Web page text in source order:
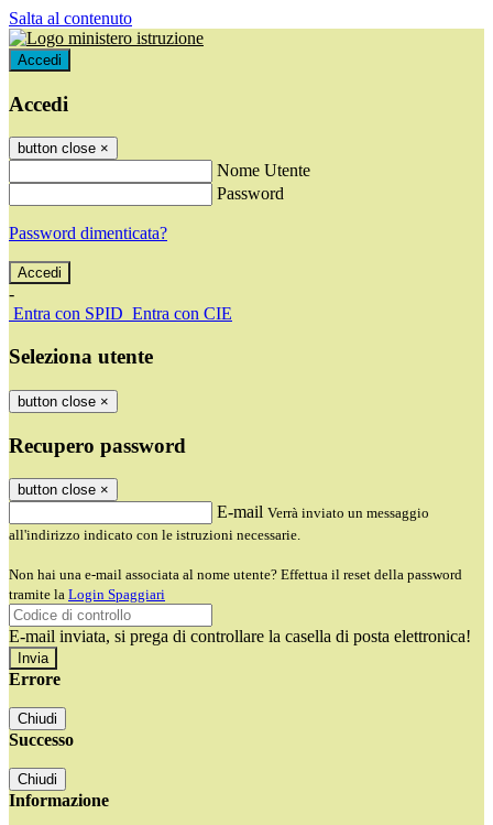
Salta al contenuto
Accedi
Accedi
button close ×
Nome Utente
Password
Password dimenticata?
-
Entra con SPID Entra con CIE
Seleziona utente
button close ×
Recupero password
button close ×
E-mail Verrà inviato un messaggio
all'indirizzo indicato con le istruzioni necessarie.
Non hai una e-mail associata al nome utente? Effettua il reset della password
tramite la Login Spaggiari
E-mail inviata, si prega di controllare la casella di posta elettronica!
Errore
Chiudi
Successo
Chiudi
Informazione